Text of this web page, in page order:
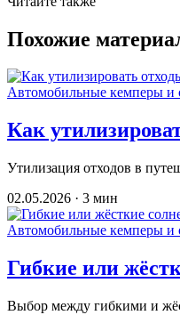
Похожие
Автомобильные кемперы и
Как
Утилизация отходов в
02.05.2026 · 3 мин
Автомобильные кемперы и
Гибкие или
Выбор между гибкими и